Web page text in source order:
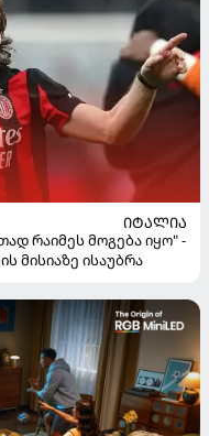
ᲘᲢᲐᲚᲘᲐ
რაიმეს მოგება იყო" -
მისიაზე ისაუბრა